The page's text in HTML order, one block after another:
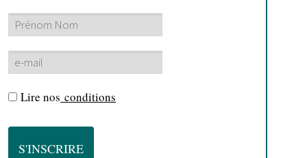
Lire nos conditions